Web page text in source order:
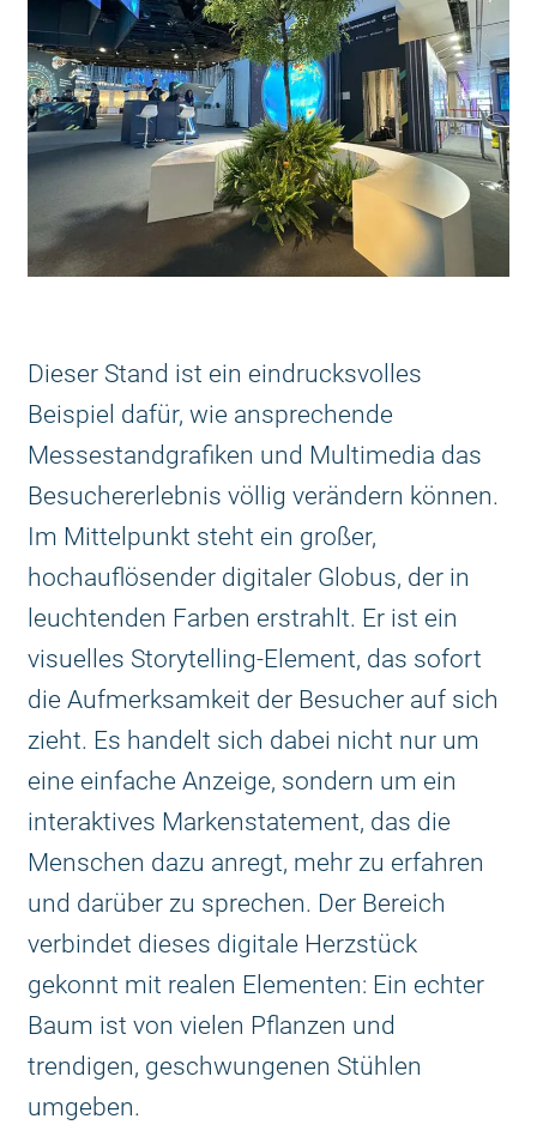
Dieser Stand ist ein eindrucksvolles
Beispiel dafür, wie ansprechende
Messestandgrafiken und Multimedia das
Besuchererlebnis völlig verändern können.
Im Mittelpunkt steht ein großer,
hochauflösender digitaler Globus, der in
leuchtenden Farben erstrahlt. Er ist ein
visuelles Storytelling-Element, das sofort
die Aufmerksamkeit der Besucher auf sich
zieht. Es handelt sich dabei nicht nur um
eine einfache Anzeige, sondern um ein
interaktives Markenstatement, das die
Menschen dazu anregt, mehr zu erfahren
und darüber zu sprechen. Der Bereich
verbindet dieses digitale Herzstück
gekonnt mit realen Elementen: Ein echter
Baum ist von vielen Pflanzen und
trendigen, geschwungenen Stühlen
umgeben.